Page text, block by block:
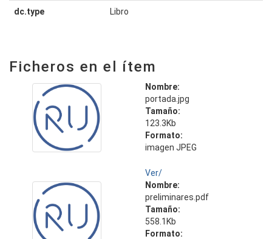
dc.type Libro
Ficheros en el ítem
Nombre:
portada.jpg
Tamaño:
123.3Kb
Formato:
imagen JPEG
Ver/
Nombre:
preliminares.pdf
Tamaño:
558.1Kb
Formato: